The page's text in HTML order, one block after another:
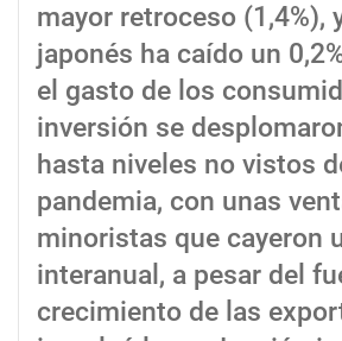
mayor retroceso (1,4%),
japonés ha caído un
el gasto de los
inversión se
hasta niveles no vistos
pandemia, con unas
minoristas que cayeron
interanual, a pesar del
crecimiento de las